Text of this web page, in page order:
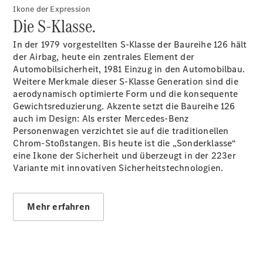
C-Klasse
Limousine
EQE
Limousine
EQS
Limousine
Elektrisch
E-Klasse
Limousine
S-Klasse
S-Klasse
Lang
Mercedes-
Maybach S-
Klasse
Mercedes-
Benz Store
Ikone der Expression
Die S-Klasse.
In der 1979 vorgestellten S-Klasse der Baureihe 126 hält
der Airbag, heute ein zentrales Element der
Automobilsicherheit, 1981 Einzug in den Automobilbau.
Weitere Merkmale dieser S-Klasse Generation sind die
aerodynamisch optimierte Form und die konsequente
Gewichtsreduzierung. Akzente setzt die Baureihe 126
auch im Design: Als erster Mercedes-Benz
Personenwagen verzichtet sie auf die traditionellen
Chrom-Stoßstangen. Bis heute ist die „Sonderklasse“
eine Ikone der Sicherheit und überzeugt in der 223er
Variante mit innovativen Sicherheitstechnologien.
Mehr erfahren